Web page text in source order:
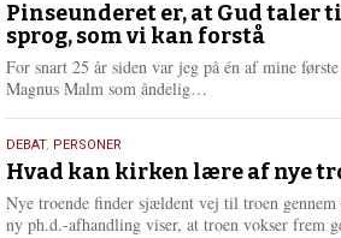
august
2026
Pinseunderet er, at Gud taler
sprog, som vi kan forstå
For snart 25 år siden var jeg på én af mine
Magnus Malm som åndelig…
e
r
e
25.
juli
2026
DEBAT, PERSONER
Hvad kan kirken lære af nye
Nye troende finder sjældent vej til troen
ny ph.d.-afhandling viser, at troen vokser frem